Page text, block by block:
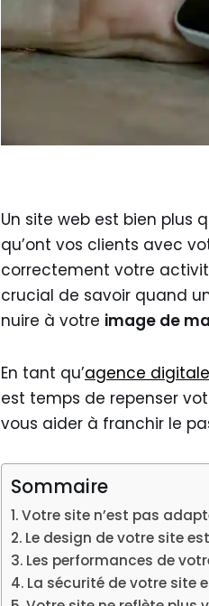
Un site web est bien plus
qu’ont vos clients avec
correctement votre
crucial de savoir quand
nuire à votre image de
En tant qu’agence
est temps de repenser
vous aider à franchir le
Sommaire
Votre site n’est pas
Le design de votre site
Les performances de
La sécurité de votre site